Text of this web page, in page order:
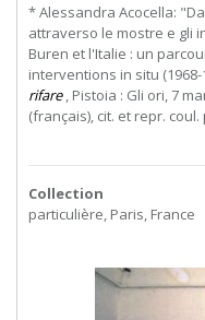
* Alessandra Acocella:
attraverso le mostre e gli
Buren et l'Italie : un
interventions in situ (1968-
rifare, Pistoia : Gli ori, 7
(français), cit. et repr. coul.
Collection
particulière, Paris, France